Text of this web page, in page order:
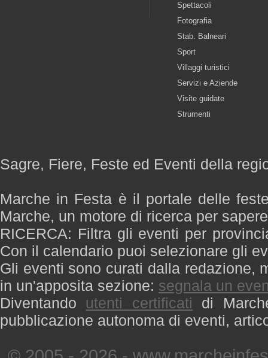
Spettacoli
Fotografia
Stab. Balneari
Sport
Villaggi turistici
Servizi e Aziende
Visite guidate
Strumenti
Sagre, Fiere, Feste ed Eventi della
Marche in Festa è il portale delle
Marche, un motore di ricerca per
RICERCA: Filtra gli eventi per
Con il calendario puoi selezionare gli
Gli eventi sono curati dalla redazione,
in un'apposita sezione: segnala un
Diventando utenti certificati di
pubblicazione autonoma di eventi,